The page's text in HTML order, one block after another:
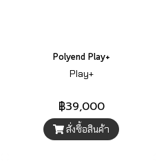
Polyend Play+
Play+
฿39,000
สั่งซื้อสินค้า